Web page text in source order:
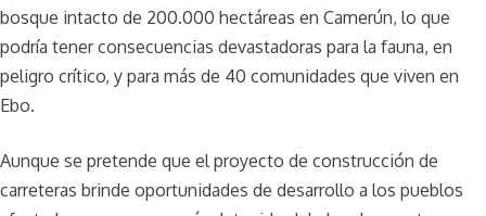
bosque intacto de 200.000 hectáreas en Camerún, lo que
podría tener consecuencias devastadoras para la fauna, en
peligro crítico, y para más de 40 comunidades que viven en
Ebo.
Aunque se pretende que el proyecto de construcción de
carreteras brinde oportunidades de desarrollo a los pueblos